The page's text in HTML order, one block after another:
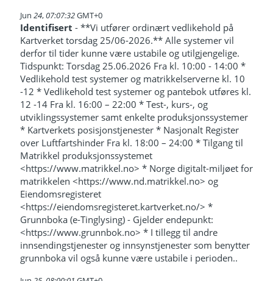
Jun 24,07:07:32GMT+0
Identifisert - **Vi utfører ordinært vedlikehold på
Kartverket torsdag 25/06-2026.** Alle systemer vil
derfor til tider kunne være ustabile og utilgjengelige.
Tidspunkt: Torsdag 25.06.2026 Fra kl. 10:00 - 14:00 *
Vedlikehold test systemer og matrikkelserverne kl. 10
-12 * Vedlikehold test systemer og pantebok utføres kl.
12 -14 Fra kl. 16:00 – 22:00 * Test-, kurs-, og
utviklingssystemer samt enkelte produksjonssystemer
* Kartverkets posisjonstjenester * Nasjonalt Register
over Luftfartshinder Fra kl. 18:00 – 24:00 * Tilgang til
Matrikkel produksjonssystemet
<https://www.matrikkel.no> * Norge digitalt-miljøet for
matrikkelen <https://www.nd.matrikkel.no> og
Eiendomsregisteret
<https://eiendomsregisteret.kartverket.no/> *
Grunnboka (e-Tinglysing) - Gjelder endepunkt:
<https://www.grunnbok.no> * I tillegg til andre
innsendingstjenester og innsynstjenester som benytter
grunnboka vil også kunne være ustabile i perioden..